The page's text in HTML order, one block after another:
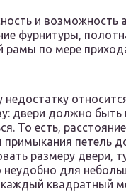
и возможность
фурнитуры,
рамы по мере
двери должно быть
То есть,
примыкания петель
размеру двери,
неудобно для
квадратный